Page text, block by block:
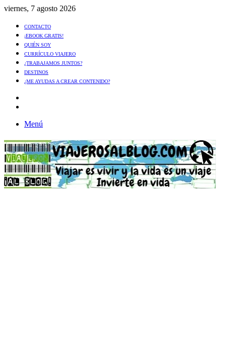
viernes, 7 agosto 2026
CONTACTO
¡EBOOK GRATIS!
QUIÉN SOY
CURRÍCULO VIAJERO
¿TRABAJAMOS JUNTOS?
DESTINOS
¿ME AYUDAS A CREAR CONTENIDO?
Menú